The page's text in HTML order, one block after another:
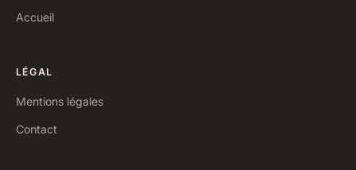
Accueil
LÉGAL
Mentions légales
Contact